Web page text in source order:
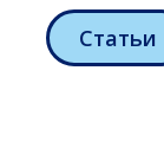
Статьи